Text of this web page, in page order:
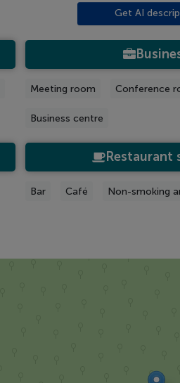
Get AI
Meeting room Conference
Business centre
Restaurant
Bar Café Non-smoking